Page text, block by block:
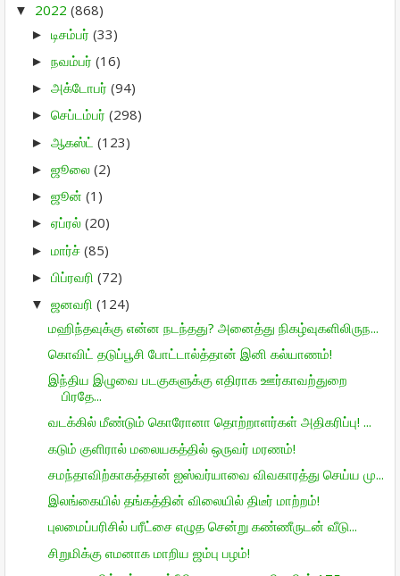
▼ 2022 (868)
► டிசம்பர் (33)
► நவம்பர் (16)
► அக்டோபர் (94)
► செப்டம்பர் (298)
► ஆகஸ்ட் (123)
► ஜூலை (2)
► ஜூன் (1)
► ஏப்ரல் (20)
► மார்ச் (85)
► பிப்ரவரி (72)
▼ ஜனவரி (124)
மஹிந்தவுக்கு என்ன நடந்தது? அனைத்து நிகழ்வுகளிலிருந...
கொவிட் தடுப்பூசி போட்டால்த்தான் இனி கல்யாணம்!
இந்திய இழுவை படகுகளுக்கு எதிராக ஊர்காவற்துறை
பிரதே...
வடக்கில் மீண்டும் கொரோனா தொற்றாளர்கள் அதிகரிப்பு! ...
கடும் குளிரால் மலையகத்தில் ஒருவர் மரணம்!
சமந்தாவிற்காகத்தான் ஐஸ்வர்யாவை விவகாரத்து செய்ய மு...
இலங்கையில் தங்கத்தின் விலையில் திடீர் மாற்றம்!
புலமைப்பரிசில் பரீட்சை எழுத சென்று கண்ணீருடன் வீடு...
சிறுமிக்கு எமனாக மாறிய ஜம்பு பழம்!